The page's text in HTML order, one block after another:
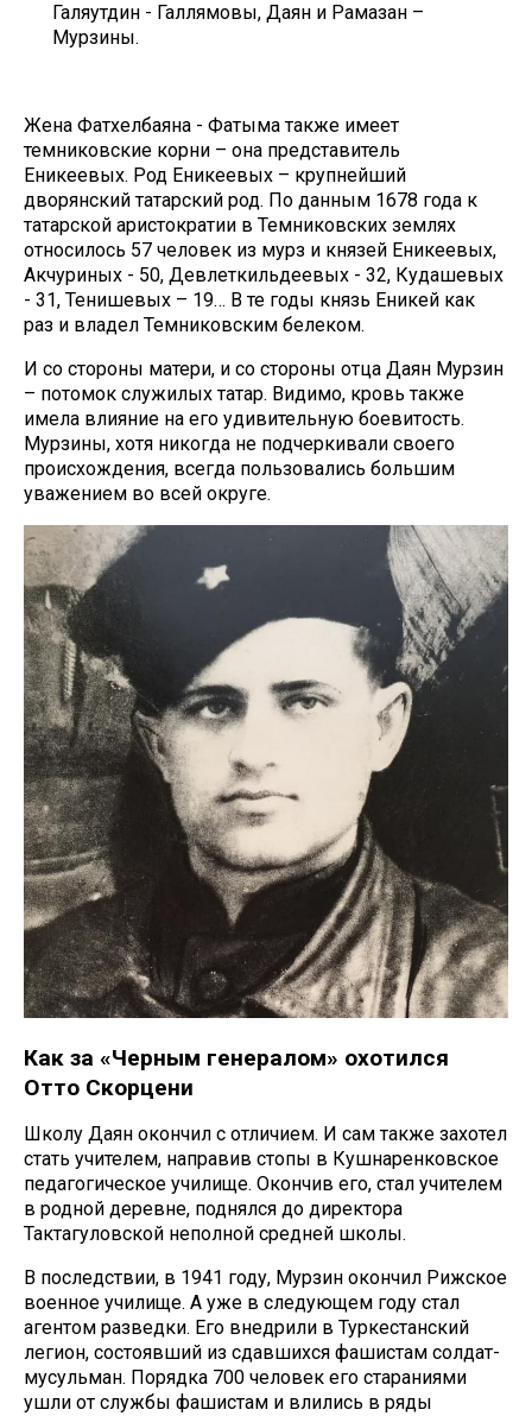
Галяутдин - Галлямовы, Даян и Рамазан –
Мурзины.
Жена Фатхелбаяна - Фатыма также имеет
темниковские корни – она представитель
Еникеевых. Род Еникеевых – крупнейший
дворянский татарский род. По данным 1678 года к
татарской аристократии в Темниковских землях
относилось 57 человек из мурз и князей Еникеевых,
Акчуриных - 50, Девлеткильдеевых - 32, Кудашевых
- 31, Тенишевых – 19… В те годы князь Еникей как
раз и владел Темниковcким белеком.
И со стороны матери, и со стороны отца Даян Мурзин
– потомок служилых татар. Видимо, кровь также
имела влияние на его удивительную боевитость.
Мурзины, хотя никогда не подчеркивали своего
происхождения, всегда пользовались большим
уважением во всей округе.
Как за «Черным генералом» охотился
Отто Скорцени
Школу Даян окончил с отличием. И сам также захотел
стать учителем, направив стопы в Кушнаренковское
педагогическое училище. Окончив его, стал учителем
в родной деревне, поднялся до директора
Тактагуловской неполной средней школы.
В последствии, в 1941 году, Мурзин окончил Рижское
военное училище. А уже в следующем году стал
агентом разведки. Его внедрили в Туркестанский
легион, состоявший из сдавшихся фашистам солдат-
мусульман. Порядка 700 человек его стараниями
ушли от службы фашистам и влились в ряды